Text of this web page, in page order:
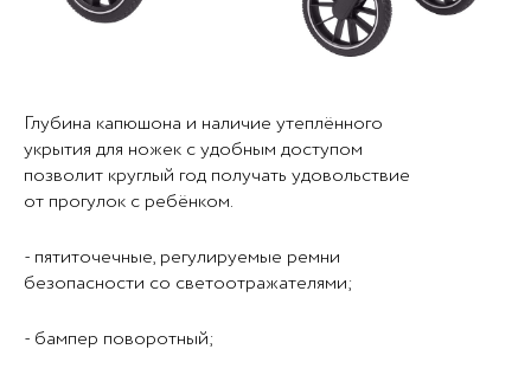
Глубина капюшона и наличие утеплённого
укрытия для ножек с удобным доступом
позволит круглый год получать удовольствие
от прогулок с ребёнком.
- пятиточечные, регулируемые ремни
безопасности со светоотражателями;
- бампер поворотный;